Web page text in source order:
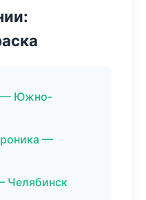
— Южно-
—
Челябинск